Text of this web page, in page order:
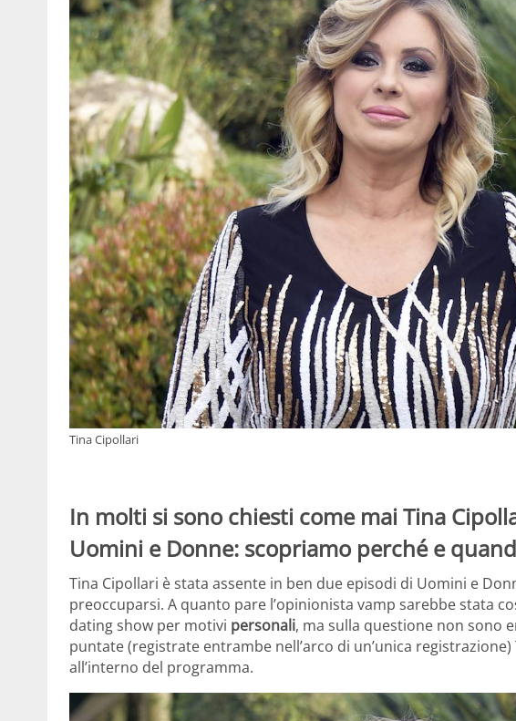
Tina Cipollari
In molti si sono chiesti come mai Tina
Uomini e Donne: scopriamo perché e
Tina Cipollari è stata assente in ben due episodi di Uomini e
preoccuparsi. A quanto pare l’opinionista vamp sarebbe stata
dating show per motivi personali, ma sulla questione non sono
puntate (registrate entrambe nell’arco di un’unica
all’interno del programma.